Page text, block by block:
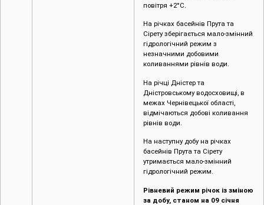
повітря +2°С.
На річках басейнів Прута та
Сірету зберігається мало-змінний
гідрологічний режим з
незначними добовими
коливаннями рівнів води.
На річці Дністер та
Дністровському водосховищі, в
межах Чернівецької області,
відмічаються добові коливання
рівнів води.
На наступну добу на річках
басейнів Прута та Сірету
утримається мало-змінний
гідрологічний режим.
Рівневий режим річок із зміною
за добу, станом на 09 січня